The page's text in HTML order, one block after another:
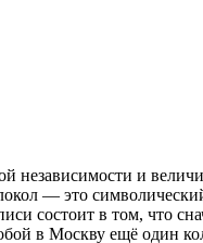
независимости и
— это
состоит в том, что
в Москву ещё один